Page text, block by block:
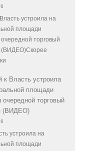
устроила на
площади
торговый
(ВИДЕО)Скорее
к Власть устроила
площади
торговый
(ВИДЕО)
устроила на
площади